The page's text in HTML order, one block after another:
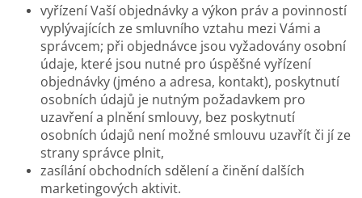
vyřízení Vaší objednávky a výkon práv a povinností
vyplývajících ze smluvního vztahu mezi Vámi a
správcem; při objednávce jsou vyžadovány osobní
údaje, které jsou nutné pro úspěšné vyřízení
objednávky (jméno a adresa, kontakt), poskytnutí
osobních údajů je nutným požadavkem pro
uzavření a plnění smlouvy, bez poskytnutí
osobních údajů není možné smlouvu uzavřít či jí ze
strany správce plnit,
zasílání obchodních sdělení a činění dalších
marketingových aktivit.